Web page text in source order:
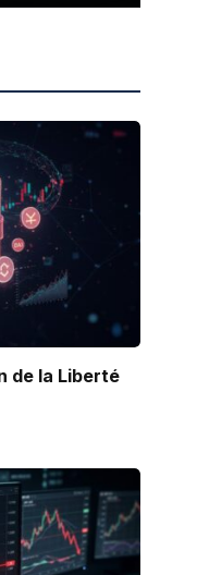
de la Liberté